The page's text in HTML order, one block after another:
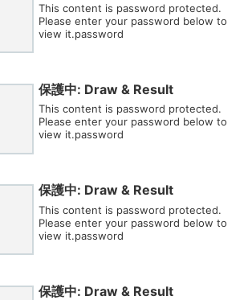
This content is password protected.
Please enter your password below to
view it.password
保護中: Draw & Result
This content is password protected.
Please enter your password below to
view it.password
保護中: Draw & Result
This content is password protected.
Please enter your password below to
view it.password
保護中: Draw & Result